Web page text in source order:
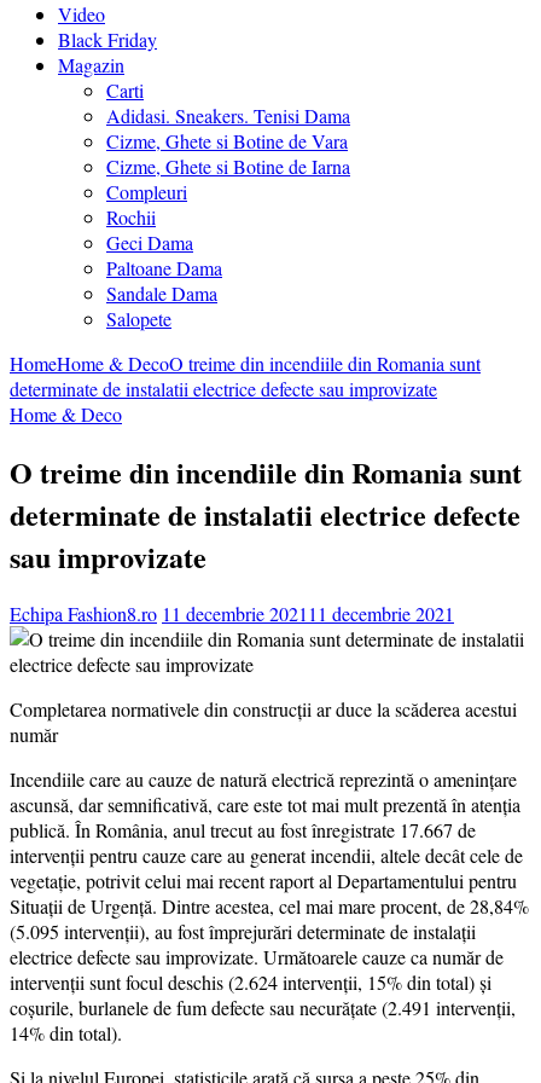
Video
Black Friday
Magazin
Carti
Adidasi. Sneakers. Tenisi Dama
Cizme, Ghete si Botine de Vara
Cizme, Ghete si Botine de Iarna
Compleuri
Rochii
Geci Dama
Paltoane Dama
Sandale Dama
Salopete
HomeHome & DecoO treime din incendiile din Romania sunt
determinate de instalatii electrice defecte sau improvizate
Home & Deco
O treime din incendiile din Romania sunt
determinate de instalatii electrice defecte
sau improvizate
Echipa Fashion8.ro 11 decembrie 202111 decembrie 2021
Completarea normativele din construcții ar duce la scăderea acestui
număr
Incendiile care au cauze de natură electrică reprezintă o amenințare
ascunsă, dar semnificativă, care este tot mai mult prezentă în atenția
publică. În România, anul trecut au fost înregistrate 17.667 de
intervenții pentru cauze care au generat incendii, altele decât cele de
vegetație, potrivit celui mai recent raport al Departamentului pentru
Situații de Urgență. Dintre acestea, cel mai mare procent, de 28,84%
(5.095 intervenții), au fost împrejurări determinate de instalații
electrice defecte sau improvizate. Următoarele cauze ca număr de
intervenții sunt focul deschis (2.624 intervenții, 15% din total) și
coșurile, burlanele de fum defecte sau necurățate (2.491 intervenții,
14% din total).